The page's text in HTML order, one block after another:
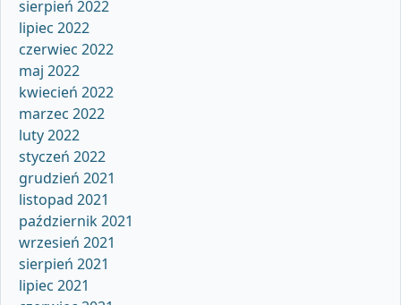
sierpień 2022
lipiec 2022
czerwiec 2022
maj 2022
kwiecień 2022
marzec 2022
luty 2022
styczeń 2022
grudzień 2021
listopad 2021
październik 2021
wrzesień 2021
sierpień 2021
lipiec 2021